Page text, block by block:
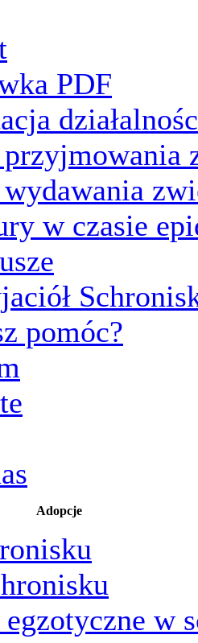
PDF
przyjmowania
w czasie
pomóc?
Adopcje
w